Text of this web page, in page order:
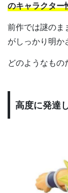
のキャラクター
前作では謎のま
がしっかり明か
どのようなもの
高度に発達